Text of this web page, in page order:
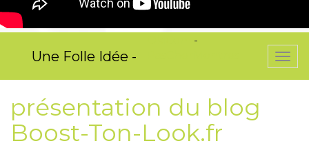
Une Folle Idée -
-
présentation du blog
Boost-Ton-Look.fr